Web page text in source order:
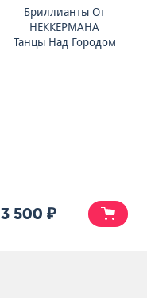
Бриллианты От
НЕККЕРМАНА
Танцы Над Городом
3 500 ₽